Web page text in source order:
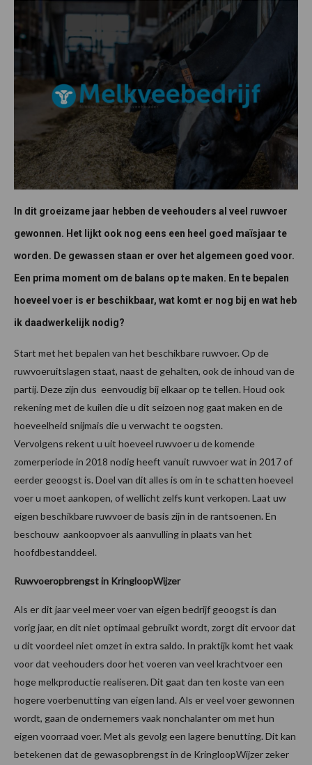
In dit groeizame jaar hebben de veehouders al veel ruwvoer
gewonnen. Het lijkt ook nog eens een heel goed maïsjaar te
worden. De gewassen staan er over het algemeen goed voor.
Een prima moment om de balans op te maken. En te bepalen
hoeveel voer is er beschikbaar, wat komt er nog bij en wat heb
ik daadwerkelijk nodig?
Start met het bepalen van het beschikbare ruwvoer. Op de
ruwvoeruitslagen staat, naast de gehalten, ook de inhoud van de
partij. Deze zijn dus eenvoudig bij elkaar op te tellen. Houd ook
rekening met de kuilen die u dit seizoen nog gaat maken en de
hoeveelheid snijmais die u verwacht te oogsten.
Vervolgens rekent u uit hoeveel ruwvoer u de komende
zomerperiode in 2018 nodig heeft vanuit ruwvoer wat in 2017 of
eerder geoogst is. Doel van dit alles is om in te schatten hoeveel
voer u moet aankopen, of wellicht zelfs kunt verkopen. Laat uw
eigen beschikbare ruwvoer de basis zijn in de rantsoenen. En
beschouw aankoopvoer als aanvulling in plaats van het
hoofdbestanddeel.
Ruwvoeropbrengst in KringloopWijzer
Als er dit jaar veel meer voer van eigen bedrijf geoogst is dan
vorig jaar, en dit niet optimaal gebruikt wordt, zorgt dit ervoor dat
u dit voordeel niet omzet in extra saldo. In praktijk komt het vaak
voor dat veehouders door het voeren van veel krachtvoer een
hoge melkproductie realiseren. Dit gaat dan ten koste van een
hogere voerbenutting van eigen land. Als er veel voer gewonnen
wordt, gaan de ondernemers vaak nonchalanter om met hun
eigen voorraad voer. Met als gevolg een lagere benutting. Dit kan
betekenen dat de gewasopbrengst in de KringloopWijzer zeker